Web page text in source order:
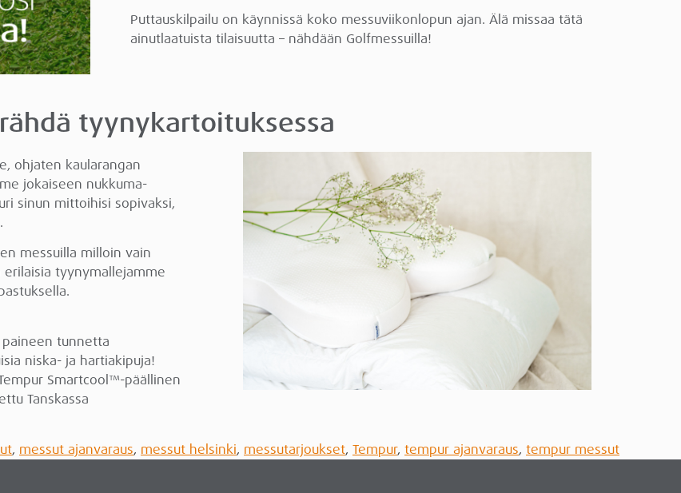
Puttauskilpailu on käynnissä koko messuviikonlopun ajan. Älä missaa tätä
ainutlaatuista tilaisuutta – nähdään Golfmessuilla!
tyynykartoituksessa
ohjaten kaularangan
jokaiseen nukkuma-
sinun mittoihisi sopivaksi,
messuilla milloin vain
erilaisia tyynymallejamme
tunnetta
niska- ja hartiakipuja!
Smartcool™-päällinen
Tanskassa
, messut ajanvaraus, messut helsinki, messutarjoukset, Tempur, tempur ajanvaraus, tempur messut